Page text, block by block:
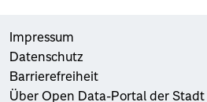
Impressum
Datenschutz
Barrierefreiheit
Über Open Data-Portal der